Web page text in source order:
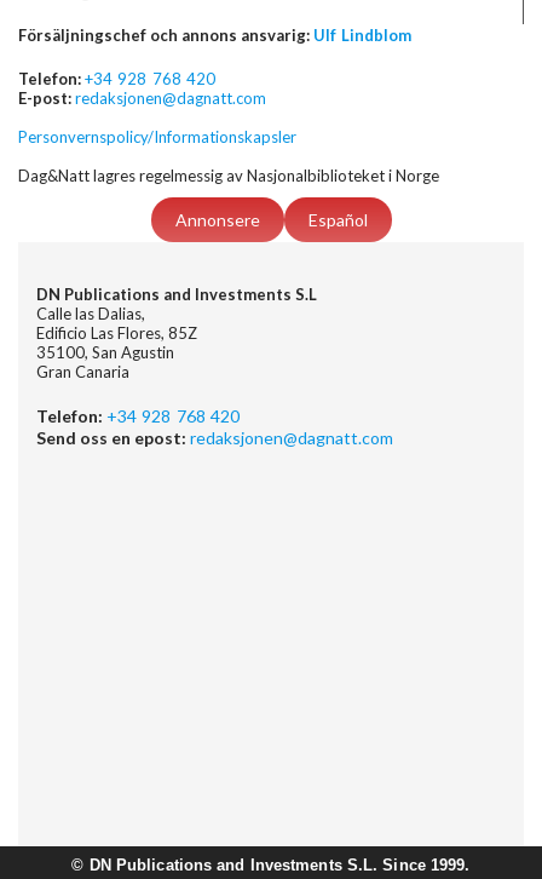
Försäljningschef och annons ansvarig: Ulf Lindblom
Telefon:+34 928 768 420
E-post:redaksjonen@dagnatt.com
Personvernspolicy/Informationskapsler
Dag&Natt lagres regelmessig av Nasjonalbiblioteket i Norge
Annonsere Español
DN Publications and Investments S.L
Calle las Dalias,
Edificio Las Flores, 85Z
35100, San Agustin
Gran Canaria
Telefon: +34 928 768 420
Send oss en epost: redaksjonen@dagnatt.com
© DN Publications and Investments S.L. Since 1999.